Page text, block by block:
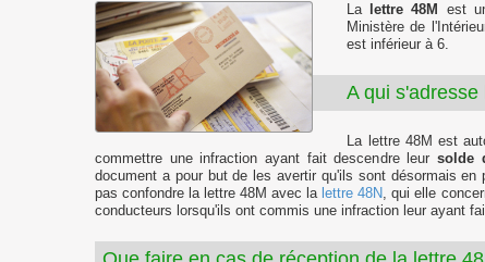
La lettre 48M
est
Ministère de
est inférieur à 6.
A qui
La lettre 48M est
commettre une infraction ayant fait descendre leur solde
document a pour but de les avertir qu'ils sont désormais
pas confondre la lettre 48M avec la lettre 48N, qui elle
conducteurs lorsqu'ils ont commis une infraction leur ayant